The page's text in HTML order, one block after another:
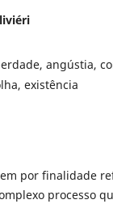
angústia,
existência
por finalidade
processo